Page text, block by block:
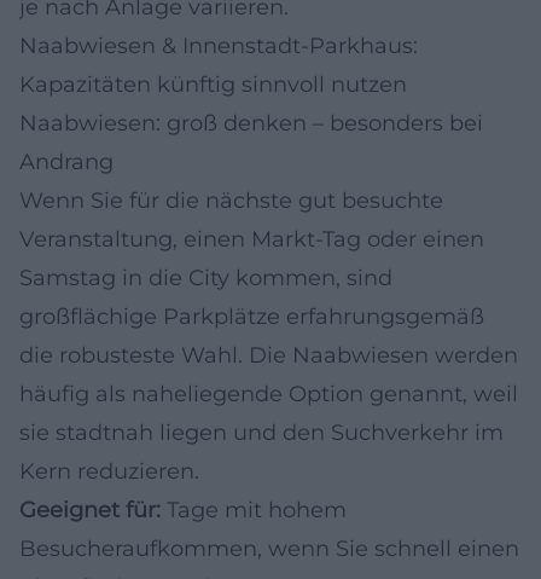
je nach Anlage variieren.
Naabwiesen & Innenstadt-Parkhaus:
Kapazitäten künftig sinnvoll nutzen
Naabwiesen: groß denken – besonders bei
Andrang
Wenn Sie für die nächste gut besuchte
Veranstaltung, einen Markt-Tag oder einen
Samstag in die City kommen, sind
großflächige Parkplätze erfahrungsgemäß
die robusteste Wahl. Die Naabwiesen werden
häufig als naheliegende Option genannt, weil
sie stadtnah liegen und den Suchverkehr im
Kern reduzieren.
Geeignet für: Tage mit hohem
Besucheraufkommen, wenn Sie schnell einen